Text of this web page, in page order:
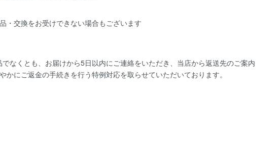
・交換をお受けできない場合もございます
なくとも、お届けから5日以内にご連絡をいただき、当店から返送先のご案内
にご返金の手続きを行う特例対応を取らせていただいております。